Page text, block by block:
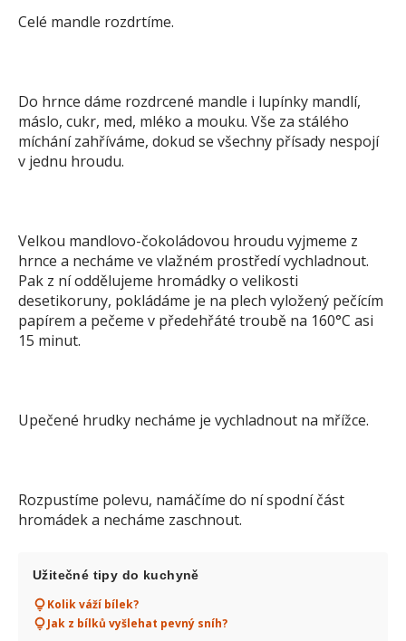
Celé mandle rozdrtíme.
Do hrnce dáme rozdrcené mandle i lupínky mandlí,
máslo, cukr, med, mléko a mouku. Vše za stálého
míchání zahříváme, dokud se všechny přísady nespojí
v jednu hroudu.
Velkou mandlovo-čokoládovou hroudu vyjmeme z
hrnce a necháme ve vlažném prostředí vychladnout.
Pak z ní oddělujeme hromádky o velikosti
desetikoruny, pokládáme je na plech vyložený pečícím
papírem a pečeme v předehřáté troubě na 160°C asi
15 minut.
Upečené hrudky necháme je vychladnout na mřížce.
Rozpustíme polevu, namáčíme do ní spodní část
hromádek a necháme zaschnout.
Užitečné tipy do kuchyně
Kolik váží bílek?
Jak z bílků vyšlehat pevný sníh?